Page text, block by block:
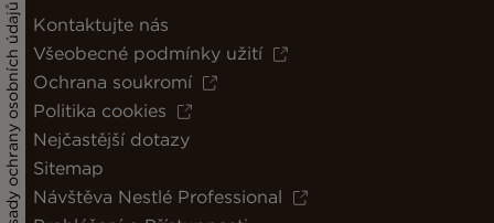
Zásady ochrany osobních údajů Kontaktujte nás
Všeobecné podmínky užití
Ochrana soukromí
Politika cookies
Nejčastější dotazy
Sitemap
Návštěva Nestlé Professional